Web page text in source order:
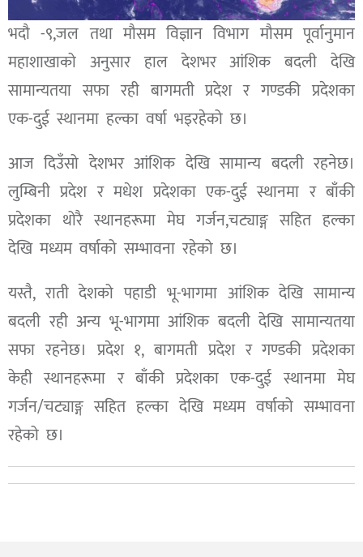
भदौ -९,जल तथा मौसम विज्ञान विभाग मौसम पूर्वानुमान
महाशाखाको अनुसार हाल देशभर आंशिक बदली देखि
सामान्यतया सफा रही बागमती प्रदेश र गण्डकी प्रदेशका
एक-दुई स्थानमा हल्का वर्षा भइरहेको छ।
आज दिउँसो देशभर आंशिक देखि सामान्य बदली रहनेछ।
लुम्बिनी प्रदेश र मधेश प्रदेशका एक-दुई स्थानमा र बाँकी
प्रदेशका थोरै स्थानहरूमा मेघ गर्जन,चट्याङ्ग सहित हल्का
देखि मध्यम वर्षाको सम्भावना रहेको छ।
यस्तै, राती देशको पहाडी भू-भागमा आंशिक देखि सामान्य
बदली रही अन्य भू-भागमा आंशिक बदली देखि सामान्यतया
सफा रहनेछ। प्रदेश १, बागमती प्रदेश र गण्डकी प्रदेशका
केही स्थानहरूमा र बाँकी प्रदेशका एक-दुई स्थानमा मेघ
गर्जन/चट्याङ्ग सहित हल्का देखि मध्यम वर्षाको सम्भावना
रहेको छ।